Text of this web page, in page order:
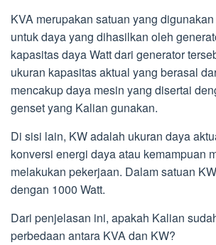
KVA merupakan satuan yang
untuk daya yang dihasilkan oleh
kapasitas daya Watt dari generator
ukuran kapasitas aktual yang berasal
mencakup daya mesin yang disertai
genset yang Kalian gunakan.
Di sisi lain, KW adalah ukuran daya
konversi energi daya atau kemampuan
melakukan pekerjaan. Dalam satuan
dengan 1000 Watt.
Dari penjelasan ini, apakah Kalian
perbedaan antara KVA dan KW?